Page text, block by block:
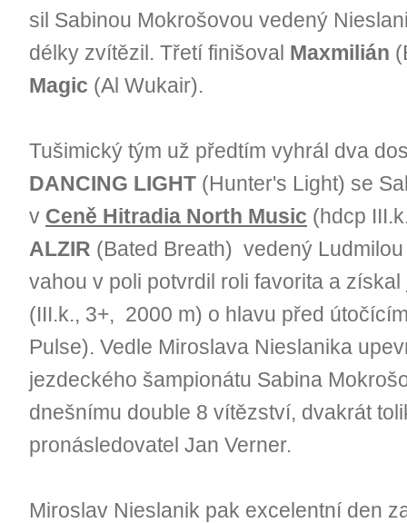
sil Sabinou Mokrošovou vedený
délky zvítězil. Třetí finišoval Maxmilián
Magic (Al Wukair).
Tušimický tým už předtím vyhrál dva
DANCING LIGHT (Hunter's Light) se
v Ceně Hitradia North Music (hdcp
ALZIR (Bated Breath) vedený
vahou v poli potvrdil roli favorita a získal
(III.k., 3+, 2000 m) o hlavu před
Pulse). Vedle Miroslava Nieslanika
jezdeckého šampionátu Sabina
dnešnímu double 8 vítězství, dvakrát
pronásledovatel Jan Verner.
Miroslav Nieslanik pak excelentní den